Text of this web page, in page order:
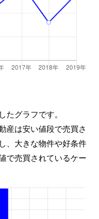
グラフです。
産は安い値段で売買さ
、大きな物件や好条件
で売買されているケー